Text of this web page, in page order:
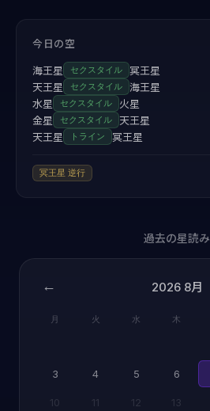
今日の空
海王星
セクスタイル
冥王星
天王星
セクスタイル
海王星
水星
セクスタイル
火星
金星
セクスタイル
天王星
天王星
トライン 冥王星
冥王星 逆行
過去の星読み
← 2026 8月
月 火 水 木
3 4 5 6
10 11 12 13